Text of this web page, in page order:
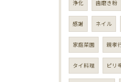
浄化 歯磨き粉
感謝 ネイル
家庭菜園 親孝
タイ料理 ピリ